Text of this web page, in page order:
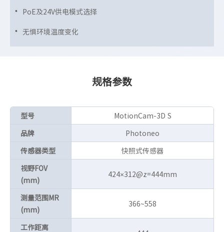
PoE及24V供电模式选择
无惧环境温度变化
规格参数
型号
MotionCam-3D S
品牌
Photoneo
传感器类型
快照式传感器
视野FOV
(mm)
424×312@z=444mm
测量范围MR
(mm)
366~558
工作距离